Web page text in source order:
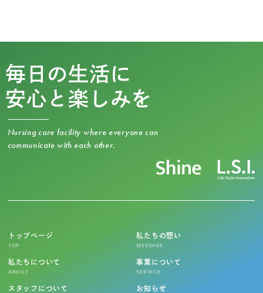
毎日の生活に
安心と楽しみを
Nursing care facility where everyone can
communicate with each other.
トップページ
TOP
私たちの想い
MESSAGE
私たちについて
ABOUT
事業について
SERVICE
スタッフについて お知らせ